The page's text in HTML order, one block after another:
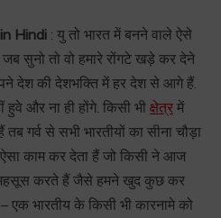
Hindi : यु तो भारत में बनने वाले ऐसे
सुनो तो वो हमारे रोंगटे खड़े कर देने
देश की देशभक्ति में हर देश से आगे हैं.
और ना ही होंगे. किसी भी क्षेत्र में
गर्व से सभी भारतीयों का सीना चौड़ा
ऐसा काम कर देता हैं जो किसी ने आज
महसूस करते हैं जैसे हमने खुद कुछ कर
एक भारतीय के किसी भी कारनामे को